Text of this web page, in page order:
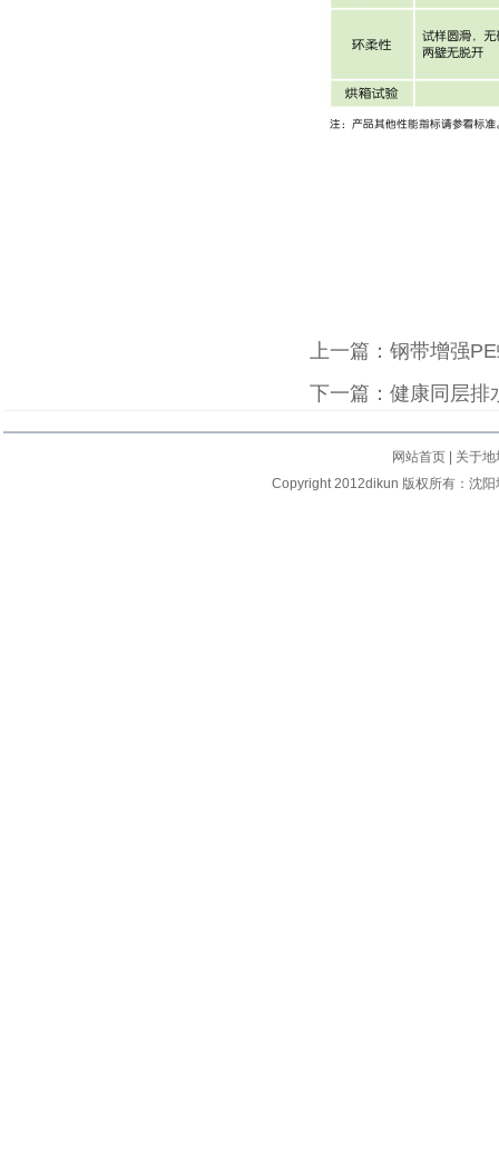
上一篇： 钢带增强
下一篇： 健康同层排
网站首页
关于地
Copyright 2012dikun 版权所有：沈